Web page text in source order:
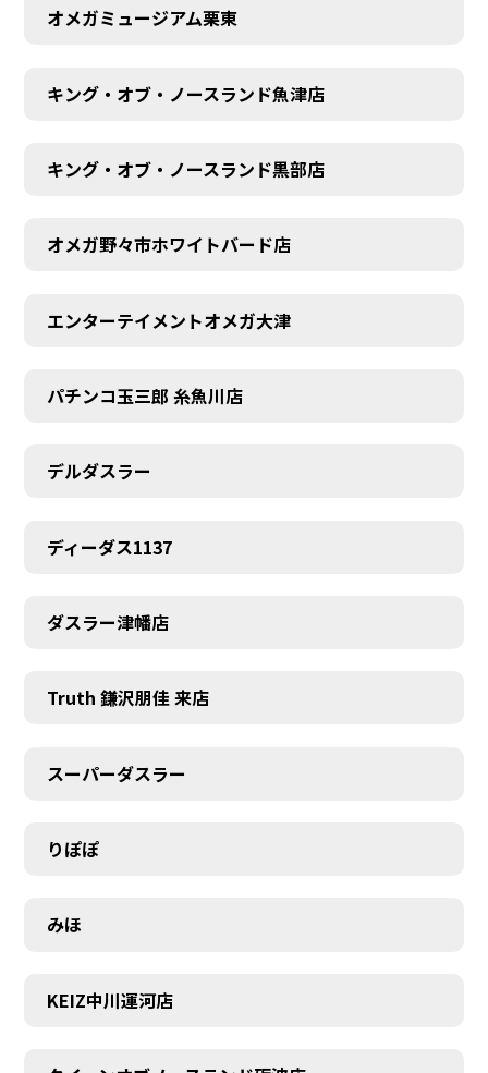
オメガミュージアム栗東
キング・オブ・ノースランド魚津店
キング・オブ・ノースランド黒部店
オメガ野々市ホワイトバード店
エンターテイメントオメガ大津
パチンコ玉三郎 糸魚川店
デルダスラー
ディーダス1137
ダスラー津幡店
Truth 鎌沢朋佳 来店
スーパーダスラー
りぽぽ
みほ
KEIZ中川運河店